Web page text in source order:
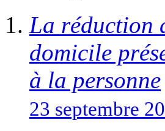
La réduction
domicile
à la personne
23 septembre